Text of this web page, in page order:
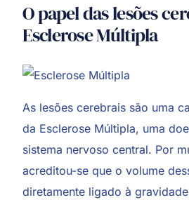
O papel das lesões
Esclerose Múltipla
As lesões cerebrais são uma
da Esclerose Múltipla, uma
sistema nervoso central. Por
acreditou-se que o volume
diretamente ligado à